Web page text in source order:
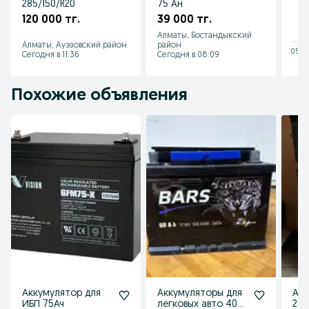
285/150/R20
120 000 тг.
Алматы, Ауэзовский район
Сегодня в 11:36
75 Ан
39 000 тг.
Алматы, Бостандыкский
район
Сегодня в 08:09
05
Похожие объявления
Аккумулятор для
ИБП 75Ач
Аккумуляторы для
легковых авто 40–